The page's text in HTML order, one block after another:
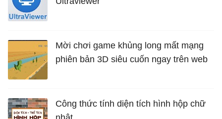
Mời chơi game khủng long mất mạng
phiên bản 3D siêu cuốn ngay trên web
Công thức tính diện tích hình hộp chữ